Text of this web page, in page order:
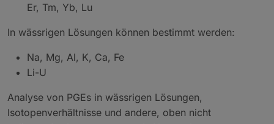
Er, Tm, Yb, Lu
In wässrigen Lösungen können bestimmt werden:
Na, Mg, Al, K, Ca, Fe
Li-U
Analyse von PGEs in wässrigen Lösungen,
Isotopenverhältnisse und andere, oben nicht